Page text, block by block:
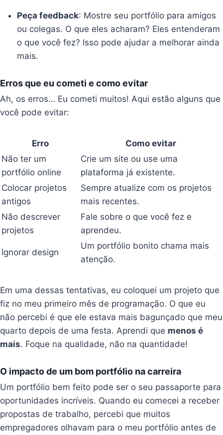
Peça feedback: Mostre seu portfólio para amigos
ou colegas. O que eles acharam? Eles entenderam
o que você fez? Isso pode ajudar a melhorar ainda
mais.
Erros que eu cometi e como evitar
Ah, os erros… Eu cometi muitos! Aqui estão alguns que
você pode evitar:
Erro
Como evitar
Não ter um
portfólio online
Crie um site ou use uma
plataforma já existente.
Colocar projetos
antigos
Sempre atualize com os projetos
mais recentes.
Não descrever
projetos
Fale sobre o que você fez e
aprendeu.
Ignorar design
Um portfólio bonito chama mais
atenção.
Em uma dessas tentativas, eu coloquei um projeto que
fiz no meu primeiro mês de programação. O que eu
não percebi é que ele estava mais bagunçado que meu
quarto depois de uma festa. Aprendi que menos é
mais. Foque na qualidade, não na quantidade!
O impacto de um bom portfólio na carreira
Um portfólio bem feito pode ser o seu passaporte para
oportunidades incríveis. Quando eu comecei a receber
propostas de trabalho, percebi que muitos
empregadores olhavam para o meu portfólio antes de